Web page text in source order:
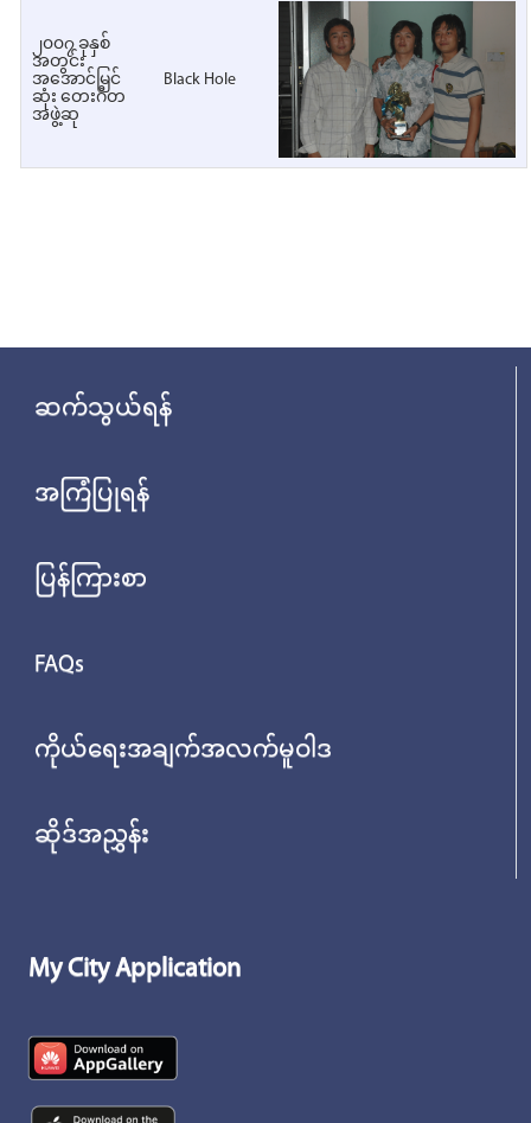
၂၀၀၇ ခုနှစ်
အတွင်း
အအောင်မြင်
ဆုံး တေးဂီတ
အဖွဲ့ဆု
Black Hole
ဆက်သွယ်ရန်
အကြံပြုရန်
ပြန်ကြားစာ
FAQs
ကိုယ်ရေးအချက်အလက်မူဝါဒ
ဆိုဒ်အညွှန်း
My City Application